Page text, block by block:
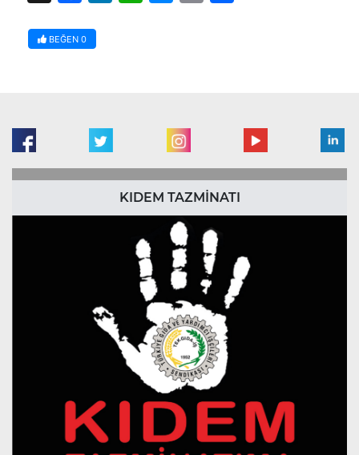
BEĞEN 0
KIDEM TAZMİNATI